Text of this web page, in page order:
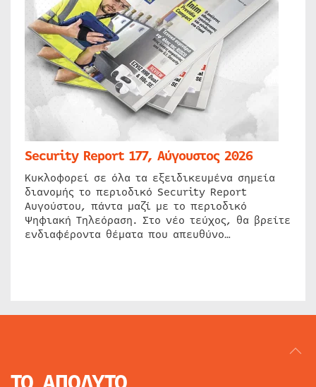
Security Report 177, Αύγουστος 2026
Κυκλοφορεί σε όλα τα εξειδικευμένα σημεία
διανομής το περιοδικό Security Report
Αυγούστου, πάντα μαζί με το περιοδικό
Ψηφιακή Τηλεόραση. Στο νέο τεύχος, θα βρείτε
ενδιαφέροντα θέματα που απευθύνο…